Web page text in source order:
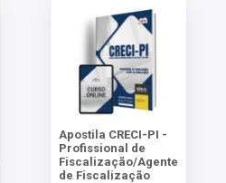
Apostila CRECI-PI -
Profissional de
Fiscalização/Agente
de Fiscalização